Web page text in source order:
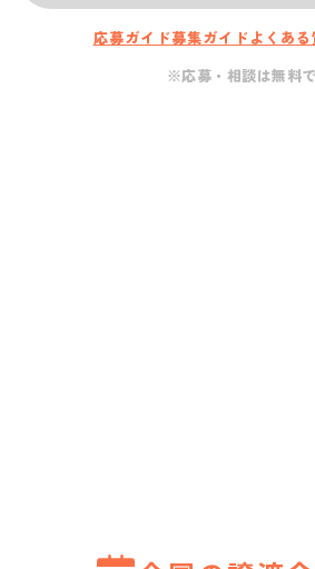
応募ガイド募集ガイド よくある
※応募・相談は無料